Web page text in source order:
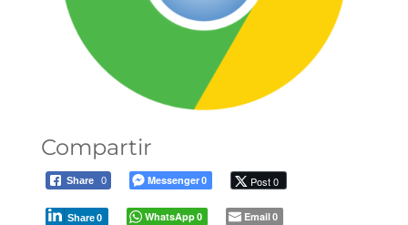
Compartir
Share 0 Messenger0 Post 0
Share0 WhatsApp0 Email0